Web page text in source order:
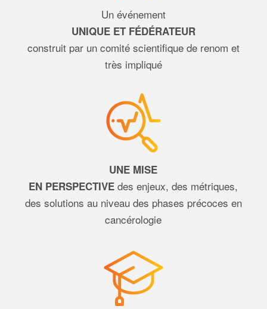
Un événement
UNIQUE ET FÉDÉRATEUR
construit par un comité scientifique de renom et
très impliqué
UNE MISE
EN PERSPECTIVE des enjeux, des métriques,
des solutions au niveau des phases précoces en
cancérologie